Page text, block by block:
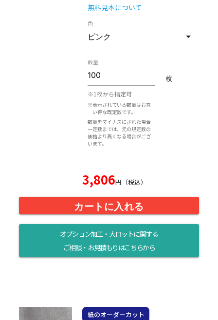
無料見本について
色
数量
※1枚から指定可
※表示されている数量はお買
い得な既定数です。
数量をマイナスにされた場合
一定数までは、元の規定数の
価格より高くなる場合がござ
います。
枚
3,806円（税込）
カートに入れる
オプション加工・大ロットに関する
ご相談・お見積もりはこちらから
紙のオーダーカット